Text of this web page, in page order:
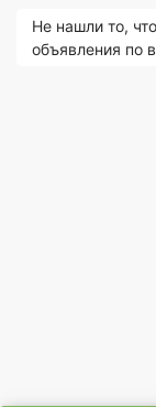
Не нашли то,
объявления по